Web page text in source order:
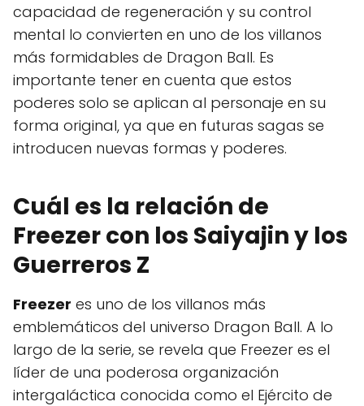
capacidad de regeneración y su control
mental lo convierten en uno de los villanos
más formidables de Dragon Ball. Es
importante tener en cuenta que estos
poderes solo se aplican al personaje en su
forma original, ya que en futuras sagas se
introducen nuevas formas y poderes.
Cuál es la relación de
Freezer con los Saiyajin y los
Guerreros Z
Freezer es uno de los villanos más
emblemáticos del universo Dragon Ball. A lo
largo de la serie, se revela que Freezer es el
líder de una poderosa organización
intergaláctica conocida como el Ejército de